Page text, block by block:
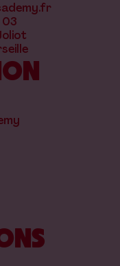
03